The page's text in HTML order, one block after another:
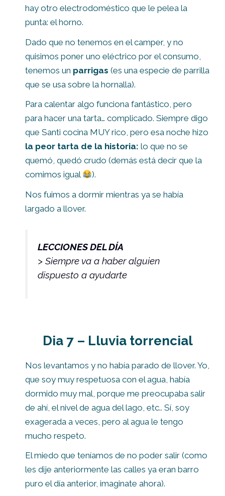
hay otro electrodoméstico que le pelea la
punta: el horno.
Dado que no tenemos en el camper, y no
quisimos poner uno eléctrico por el consumo,
tenemos un parrigas (es una especie de parrilla
que se usa sobre la hornalla).
Para calentar algo funciona fantástico, pero
para hacer una tarta… complicado. Siempre digo
que Santi cocina MUY rico, pero esa noche hizo
la peor tarta de la historia: lo que no se
quemó, quedó crudo (demás está decir que la
comimos igual
).
Nos fuimos a dormir mientras ya se había
largado a llover.
LECCIONES DEL DÍA
> Siempre va a haber alguien
dispuesto a ayudarte
Dia 7 – Lluvia torrencial
Nos levantamos y no había parado de llover. Yo,
que soy muy respetuosa con el agua, había
dormido muy mal, porque me preocupaba salir
de ahí, el nivel de agua del lago, etc.. Sí, soy
exagerada a veces, pero al agua le tengo
mucho respeto.
El miedo que teníamos de no poder salir (como
les dije anteriormente las calles ya eran barro
puro el día anterior, imaginate ahora).